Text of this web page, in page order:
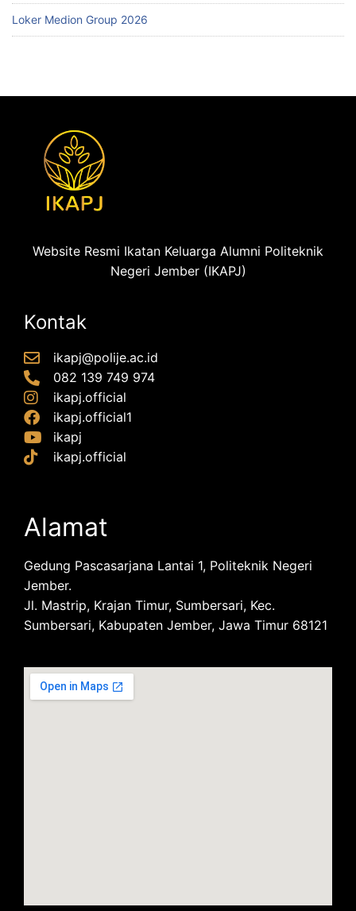
Loker Medion Group 2026
Website Resmi Ikatan Keluarga Alumni Politeknik
Negeri Jember (IKAPJ)
Kontak
ikapj@polije.ac.id
082 139 749 974
ikapj.official
ikapj.official1
ikapj
ikapj.official
Alamat
Gedung Pascasarjana Lantai 1, Politeknik Negeri
Jember.
Jl. Mastrip, Krajan Timur, Sumbersari, Kec.
Sumbersari, Kabupaten Jember, Jawa Timur 68121